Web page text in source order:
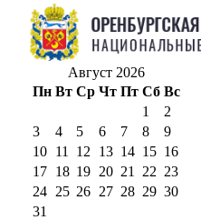
Август 2026
Пн Вт Ср Чт Пт Сб Вс
1
2
3
4 5 6 7 8
9
10 11 12 13 14 15 16
17 18 19 20 21 22 23
24 25 26 27 28 29 30
31